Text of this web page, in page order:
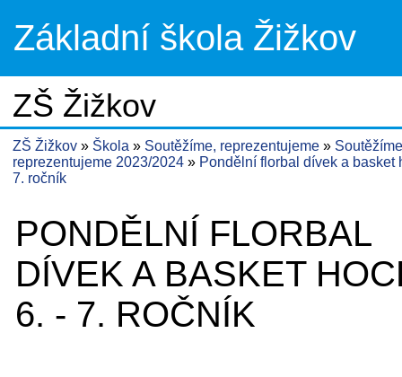
Základní škola Žižkov
ZŠ Žižkov
ZŠ Žižkov Škola Soutěžíme, reprezentujeme
reprezentujeme 2023/2024
Pondělní florbal dívek a basket
7. ročník
PONDĚLNÍ FLORBAL
DÍVEK A BASKET
6. - 7. ROČNÍK